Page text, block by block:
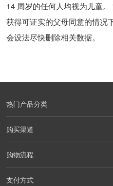
14 周岁的任何人均视为儿童
获得可证实的父母同意的情况
会设法尽快删除相关数据。
热门产品分类
购买渠道
购物流程
支付方式